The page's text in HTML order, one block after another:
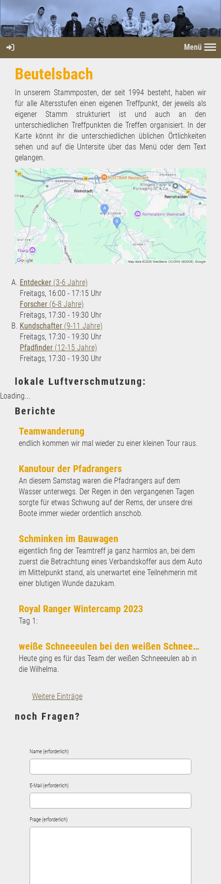
Menü
Beutelsbach
In unserem Stammposten, der seit 1994 besteht, haben wir
für alle Altersstufen einen eigenen Treffpunkt, der jeweils als
eigener Stamm strukturiert ist und auch an den
unterschiedlichen Treffpunkten die Treffen organisiert. In der
Karte könnt ihr die unterschiedlichen üblichen Örtlichkeiten
sehen und auf die Untersite über das Menü oder dem Text
gelangen.
Entdecker (3-6 Jahre)
Freitags, 16:00 - 17:15 Uhr
Forscher (6-8 Jahre)
Freitags, 17:30 - 19:30 Uhr
Kundschafter (9-11 Jahre)
Freitags, 17:30 - 19:30 Uhr
Pfadfinder (12-15 Jahre)
Freitags, 17:30 - 19:30 Uhr
lokale Luftverschmutzung:
Loading...
Berichte
Teamwanderung
endlich kommen wir mal wieder zu einer kleinen Tour raus.
Kanutour der Pfadrangers
An diesem Samstag waren die Pfadrangers auf dem
Wasser unterwegs. Der Regen in den vergangenen Tagen
sorgte für etwas Schwung auf der Rems, der unsere drei
Boote immer wieder ordentlich anschob.
Schminken im Bauwagen
eigentlich fing der Teamtreff ja ganz harmlos an, bei dem
zuerst die Betrachtung eines Verbandskoffer aus dem Auto
im Mittelpunkt stand, als unerwartet eine Teilnehmerin mit
einer blutigen Wunde dazukam.
Royal Ranger Wintercamp 2023
Tag 1:
weiße Schneeeulen bei den weißen Schneeeulen
Heute ging es für das Team der weißen Schneeeulen ab in
die Wilhelma.
Weitere Einträge
noch Fragen?
Name (erforderlich)
E-Mail (erforderlich)
Frage (erforderlich)